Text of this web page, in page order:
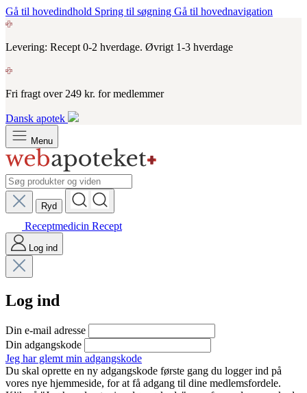
Gå til hovedindhold Spring til søgning Gå til hovednavigation
Levering: Recept 0-2 hverdage. Øvrigt 1-3 hverdage
Fri fragt over 249 kr. for medlemmer
Dansk apotek
Menu
Ryd
Receptmedicin Recept
Log ind
Log ind
Din e-mail adresse
Din adgangskode
Jeg har glemt min adgangskode
Du skal oprette en ny adgangskode første gang du logger ind på
vores nye hjemmeside, for at få adgang til dine medlemsfordele.